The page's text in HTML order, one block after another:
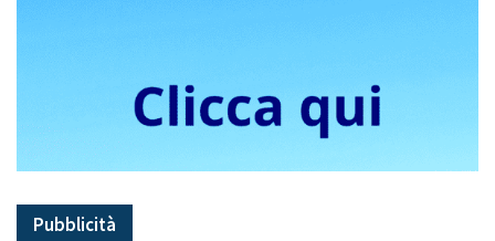
Pubblicità